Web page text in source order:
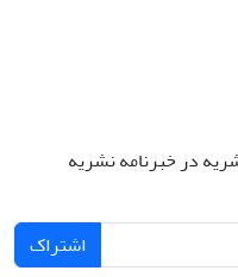
در خبرنامه نشریه
اشتراک